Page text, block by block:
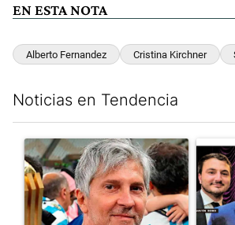
EN ESTA NOTA
Alberto Fernandez Cristina Kirchner
Noticias en Tendencia
Un artículo de tendencia con el título
Un